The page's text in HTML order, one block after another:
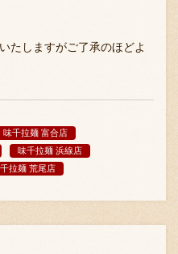
たしますがご了承のほどよ
味千拉麺 富合店
味千拉麺 浜線店
拉麺 荒尾店